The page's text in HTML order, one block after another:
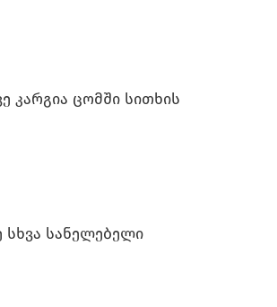
კარგია ცომში სითხის
სხვა სანელებელი